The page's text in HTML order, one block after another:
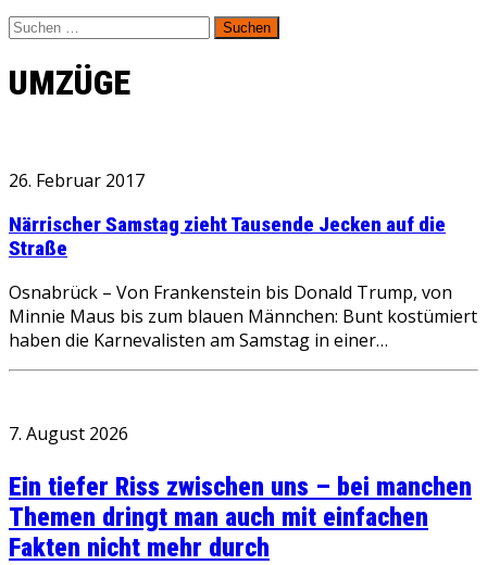
Suchen
nach:
UMZÜGE
26. Februar 2017
Närrischer Samstag zieht Tausende Jecken auf die
Straße
Osnabrück – Von Frankenstein bis Donald Trump, von
Minnie Maus bis zum blauen Männchen: Bunt kostümiert
haben die Karnevalisten am Samstag in einer…
7. August 2026
Ein tiefer Riss zwischen uns – bei manchen
Themen dringt man auch mit einfachen
Fakten nicht mehr durch